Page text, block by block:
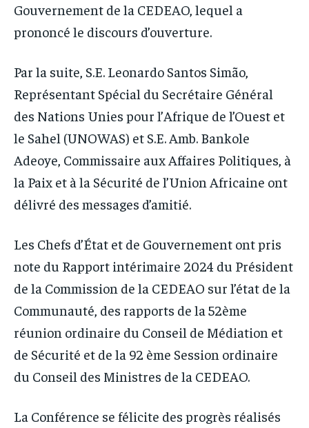
Gouvernement de la CEDEAO, lequel a
prononcé le discours d’ouverture.
Par la suite, S.E. Leonardo Santos Simão,
Représentant Spécial du Secrétaire Général
des Nations Unies pour l’Afrique de l’Ouest et
le Sahel (UNOWAS) et S.E. Amb. Bankole
Adeoye, Commissaire aux Affaires Politiques, à
la Paix et à la Sécurité de l’Union Africaine ont
délivré des messages d’amitié.
Les Chefs d’État et de Gouvernement ont pris
note du Rapport intérimaire 2024 du Président
de la Commission de la CEDEAO sur l’état de la
Communauté, des rapports de la 52ème
réunion ordinaire du Conseil de Médiation et
de Sécurité et de la 92 ème Session ordinaire
du Conseil des Ministres de la CEDEAO.
La Conférence se félicite des progrès réalisés